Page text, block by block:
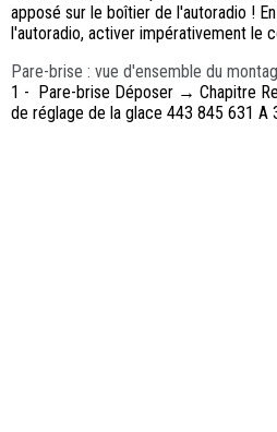
apposé sur le boîtier de l'autoradio !
l'autoradio, activer impérativement le
Pare-brise : vue d'ensemble du
1 - Pare-brise Déposer → Chapitre
de réglage de la glace 443 845 631 A